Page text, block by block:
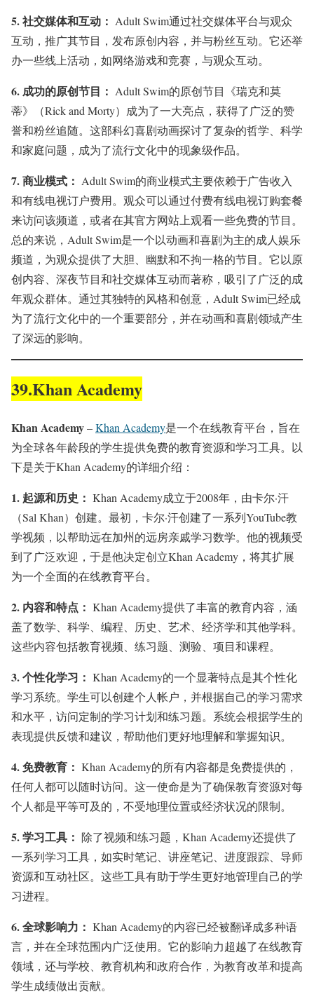
5.社交媒体和互动： Adult Swim通过社交媒体平台与观众
互动，推广其节目，发布原创内容，并与粉丝互动。它还举
办一些线上活动，如网络游戏和竞赛，与观众互动。
6. 成功的原创节目： Adult Swim的原创节目《瑞克和莫
蒂》（Rick and Morty）成为了一大亮点，获得了广泛的赞
誉和粉丝追随。这部科幻喜剧动画探讨了复杂的哲学、科学
和家庭问题，成为了流行文化中的现象级作品。
7.商业模式： Adult Swim的商业模式主要依赖于广告收入
和有线电视订户费用。观众可以通过付费有线电视订购套餐
来访问该频道，或者在其官方网站上观看一些免费的节目。
总的来说，Adult Swim是一个以动画和喜剧为主的成人娱乐
频道，为观众提供了大胆、幽默和不拘一格的节目。它以原
创内容、深夜节目和社交媒体互动而著称，吸引了广泛的成
年观众群体。通过其独特的风格和创意，Adult Swim已经成
为了流行文化中的一个重要部分，并在动画和喜剧领域产生
了深远的影响。
39.Khan Academy
Khan Academy–Khan Academy是一个在线教育平台，旨在
为全球各年龄段的学生提供免费的教育资源和学习工具。以
下是关于Khan Academy的详细介绍：
1. 起源和历史： Khan Academy成立于2008年，由卡尔·汗
（Sal Khan）创建。最初，卡尔·汗创建了一系列YouTube教
学视频，以帮助远在加州的远房亲戚学习数学。他的视频受
到了广泛欢迎，于是他决定创立Khan Academy，将其扩展
为一个全面的在线教育平台。
2. 内容和特点： Khan Academy提供了丰富的教育内容，涵
盖了数学、科学、编程、历史、艺术、经济学和其他学科。
这些内容包括教育视频、练习题、测验、项目和课程。
3.个性化学习： Khan Academy的一个显著特点是其个性化
学习系统。学生可以创建个人帐户，并根据自己的学习需求
和水平，访问定制的学习计划和练习题。系统会根据学生的
表现提供反馈和建议，帮助他们更好地理解和掌握知识。
4.免费教育： Khan Academy的所有内容都是免费提供的，
任何人都可以随时访问。这一使命是为了确保教育资源对每
个人都是平等可及的，不受地理位置或经济状况的限制。
5.学习工具： 除了视频和练习题，Khan Academy还提供了
一系列学习工具，如实时笔记、讲座笔记、进度跟踪、导师
资源和互动社区。这些工具有助于学生更好地管理自己的学
习进程。
6.全球影响力： Khan Academy的内容已经被翻译成多种语
言，并在全球范围内广泛使用。它的影响力超越了在线教育
领域，还与学校、教育机构和政府合作，为教育改革和提高
学生成绩做出贡献。